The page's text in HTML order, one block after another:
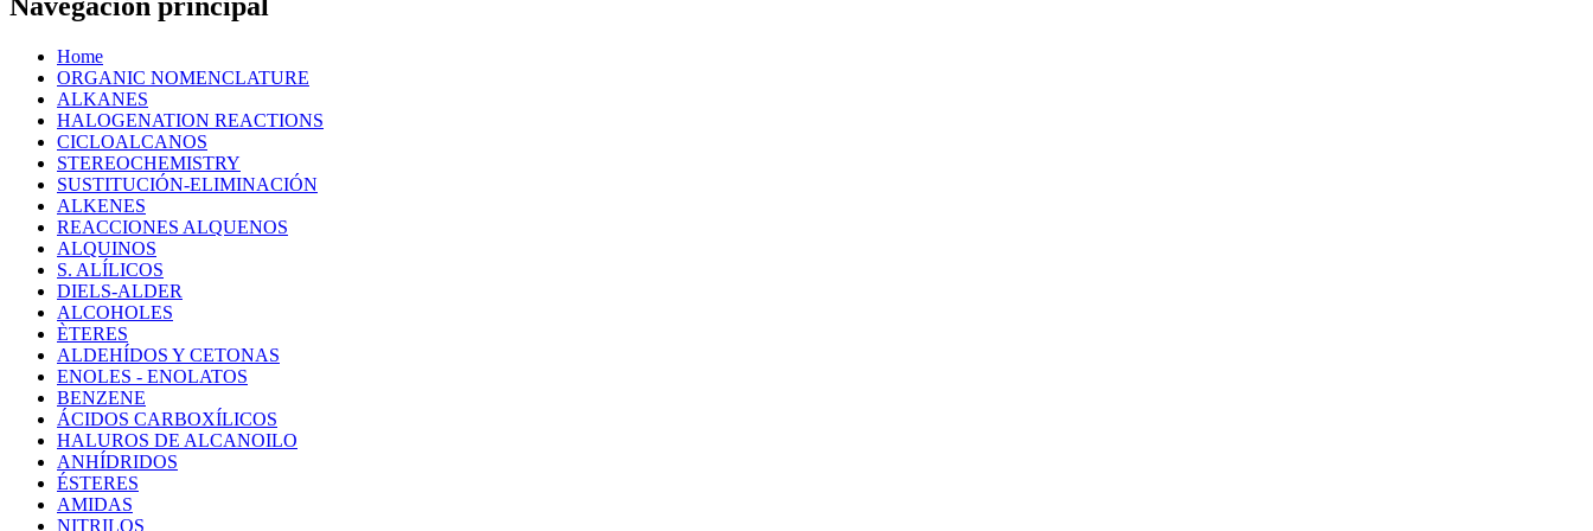
Navegación principal
Home
ORGANIC NOMENCLATURE
ALKANES
HALOGENATION REACTIONS
CICLOALCANOS
STEREOCHEMISTRY
SUSTITUCIÓN-ELIMINACIÓN
ALKENES
REACCIONES ALQUENOS
ALQUINOS
S. ALÍLICOS
DIELS-ALDER
ALCOHOLES
ÈTERES
ALDEHÍDOS Y CETONAS
ENOLES - ENOLATOS
BENZENE
ÁCIDOS CARBOXÍLICOS
HALUROS DE ALCANOILO
ANHÍDRIDOS
ÉSTERES
AMIDAS
NITRILOS